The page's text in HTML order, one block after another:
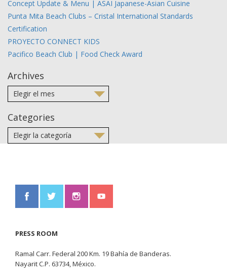
Concept Update & Menu | ASAI Japanese-Asian Cuisine
Punta Mita Beach Clubs – Cristal International Standards
Certification
PROYECTO CONNECT KIDS
Pacifico Beach Club | Food Check Award
Archives
Categories
PRESS ROOM
Ramal Carr. Federal 200 Km. 19 Bahía de Banderas.
Nayarit C.P. 63734, México.